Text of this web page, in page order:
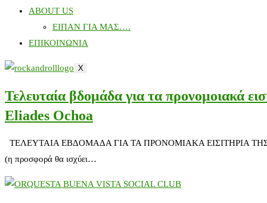
ABOUT US
ΕΙΠΑΝ ΓΙΑ ΜΑΣ….
ΕΠΙΚΟΙΝΩΝΙΑ
X
Τελευταία βδομάδα για τα προνομοιακά
Eliades Ochoa
ΤΕΛΕΥΤΑΙΑ ΕΒΔΟΜΑΔΑ ΓΙΑ ΤΑ ΠΡΟΝΟΜΙΑΚΑ ΕΙΣΙΤΗΡΙΑ ΤΗΣ
(η προσφορά θα ισχύει…